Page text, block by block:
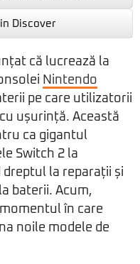
Discover
că lucrează la
Nintendo
pe care utilizatorii
ușurință. Această
ca gigantul
Switch 2 la
dreptul la reparații și
baterii. Acum,
în care
noile modele de